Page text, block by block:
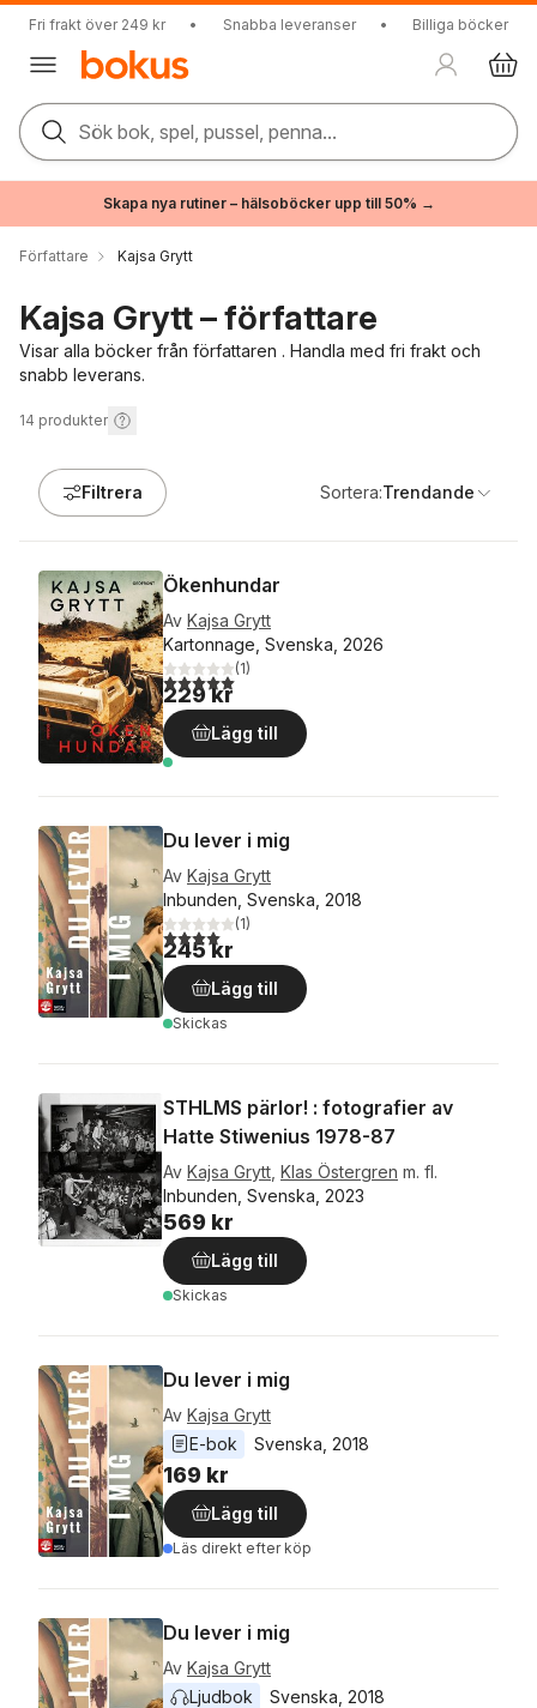
Fri frakt över 249 kr • Snabba leveranser • Billiga böcker
Sök bok, spel, pussel, penna...
Skapa nya rutiner – hälsoböcker upp till 50% →
Författare Kajsa Grytt
Kajsa Grytt – författare
Visar alla böcker från författaren . Handla med fri frakt och
snabb leverans.
14 produkter
Filtrera Sortera:Trendande
Ökenhundar
Av Kajsa Grytt
Kartonnage, Svenska, 2026
5,0utav 5 stjärnor. Totalt antal röster:
(1)
229 kr
Lägg till
Du lever i mig
Av Kajsa Grytt
Inbunden, Svenska, 2018
4,0utav 5 stjärnor. Totalt antal röster:
(1)
245 kr
Lägg till
Skickas
STHLMS pärlor! : fotografier av
Hatte Stiwenius 1978-87
Av Kajsa Grytt Klas Östergren m. fl.
Inbunden, Svenska, 2023
569 kr
Lägg till
Skickas
Du lever i mig
Av Kajsa Grytt
E-bok
Svenska 2018
169 kr
Lägg till
Läs direkt efter köp
Du lever i mig
Av Kajsa Grytt
Ljudbok
Svenska 2018